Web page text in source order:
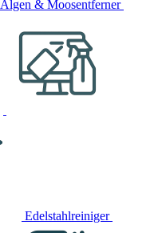
Algen & Moosentferner
Edelstahlreiniger